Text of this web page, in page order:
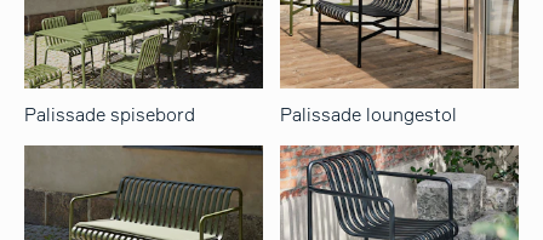
Palissade spisebord Palissade loungestol